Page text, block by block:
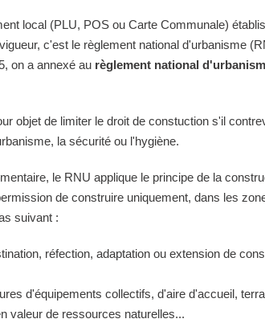
local (PLU, POS ou Carte Communale)
c'est le règlement national d'urbanisme
on a annexé au règlement national
objet de limiter le droit de constuction s'il
la sécurité ou l'hygiène.
le RNU applique le principe de la
de construire uniquement, dans les
suivant :
réfection, adaptation ou extension de
d'équipements collectifs, d'aire d'accueil,
valeur de ressources naturelles...